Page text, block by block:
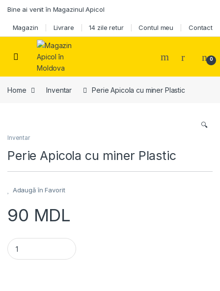
Skip to navigation
Skip to content
Bine ai venit în Magazinul Apicol
Magazin Livrare 14 zile retur Contul meu Contact
0
Home Inventar Perie Apicola cu miner Plastic
🔍
Inventar
Perie Apicola cu miner Plastic
Adaugă în Favorit
90 MDL
Perie Apicola cu miner Plastic quantity